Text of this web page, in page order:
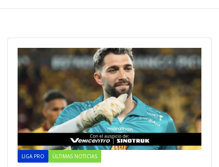
LIGA PRO ÚLTIMAS NOTICIAS